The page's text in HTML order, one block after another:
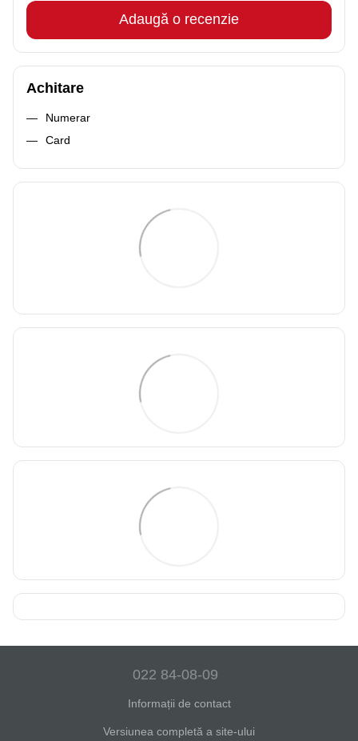
Adaugă o recenzie
Achitare
Numerar
Card
022 84-08-09
Informații de contact
Versiunea completă a site-ului